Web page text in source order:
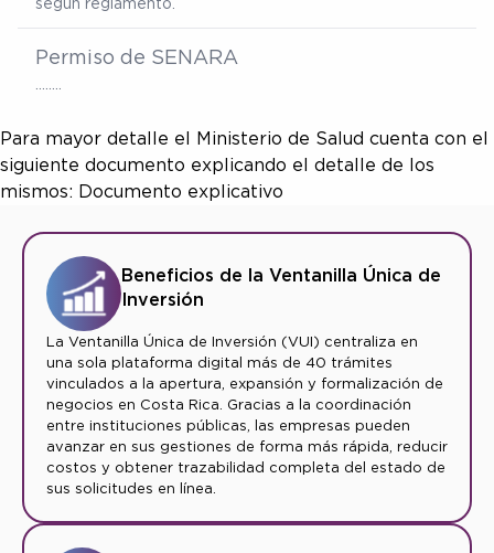
Permiso de SENARA
Para mayor detalle el Ministerio de Salud cuenta con el
siguiente documento explicando el detalle de los
mismos: Documento explicativo
Beneficios de la Ventanilla Única de
Inversión
La Ventanilla Única de Inversión (VUI) centraliza en
una sola plataforma digital más de 40 trámites
vinculados a la apertura, expansión y formalización de
negocios en Costa Rica. Gracias a la coordinación
entre instituciones públicas, las empresas pueden
avanzar en sus gestiones de forma más rápida, reducir
costos y obtener trazabilidad completa del estado de
sus solicitudes en línea.